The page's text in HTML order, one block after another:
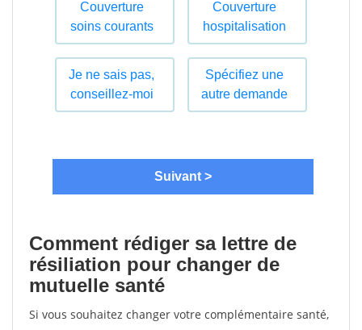
Comment rédiger sa lettre de
résiliation pour changer de
mutuelle santé
Si vous souhaitez changer votre complémentaire santé,